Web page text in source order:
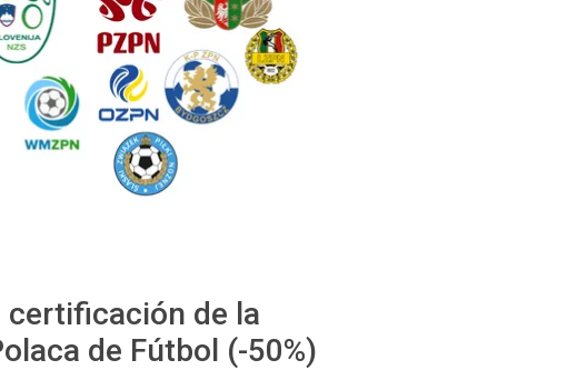
certificación de la
de Fútbol (-50%)